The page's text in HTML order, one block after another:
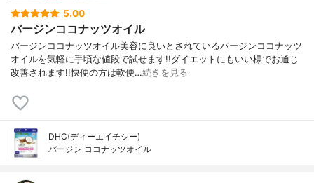
5.00
バージンココナッツオイル
バージンココナッツオイル美容に良いとされているバージンココナッツ
オイルを気軽に手頃な値段で試せます!!ダイエットにもいい様でお通じ
改善されます!!快便の方は軟便…続きを見る
DHC(ディーエイチシー)
バージン ココナッツオイル